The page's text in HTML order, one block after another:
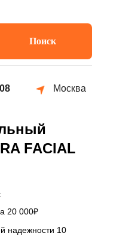
Поиск
Москва
FACIAL
20 000₽
надежности 10